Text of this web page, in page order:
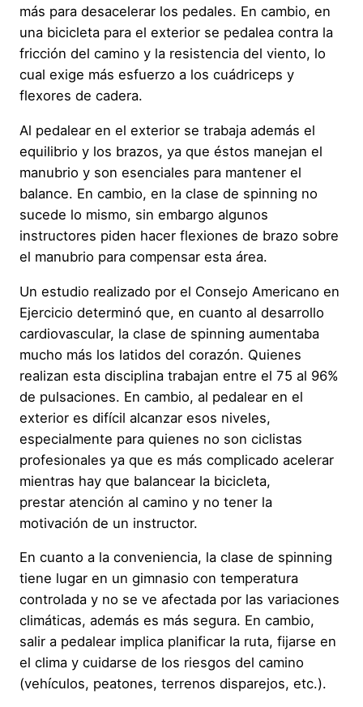
más para desacelerar los pedales. En cambio, en
una bicicleta para el exterior se pedalea contra la
fricción del camino y la resistencia del viento, lo
cual exige más esfuerzo a los cuádriceps y
flexores de cadera.
Al pedalear en el exterior se trabaja además el
equilibrio y los brazos, ya que éstos manejan el
manubrio y son esenciales para mantener el
balance. En cambio, en la clase de spinning no
sucede lo mismo, sin embargo algunos
instructores piden hacer flexiones de brazo sobre
el manubrio para compensar esta área.
Un estudio realizado por el Consejo Americano en
Ejercicio determinó que, en cuanto al desarrollo
cardiovascular, la clase de spinning aumentaba
mucho más los latidos del corazón. Quienes
realizan esta disciplina trabajan entre el 75 al 96%
de pulsaciones. En cambio, al pedalear en el
exterior es difícil alcanzar esos niveles,
especialmente para quienes no son ciclistas
profesionales ya que es más complicado acelerar
mientras hay que balancear la bicicleta,
prestar atención al camino y no tener la
motivación de un instructor.
En cuanto a la conveniencia, la clase de spinning
tiene lugar en un gimnasio con temperatura
controlada y no se ve afectada por las variaciones
climáticas, además es más segura. En cambio,
salir a pedalear implica planificar la ruta, fijarse en
el clima y cuidarse de los riesgos del camino
(vehículos, peatones, terrenos disparejos, etc.).